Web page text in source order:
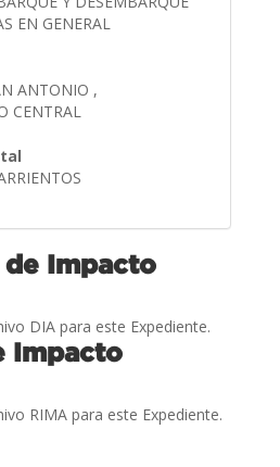
EN GENERAL
ANTONIO ,
CENTRAL
de Impacto
DIA para este Expediente.
Impacto
RIMA para este Expediente.